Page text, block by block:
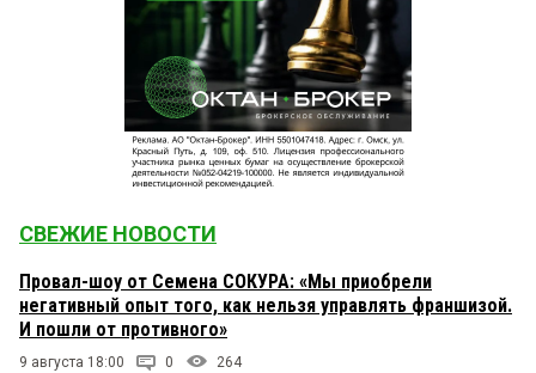
СВЕЖИЕ НОВОСТИ
Провал-шоу от Семена СОКУРА: «Мы приобрели
негативный опыт того, как нельзя управлять франшизой.
И пошли от противного»
9 августа 18:00 0 264